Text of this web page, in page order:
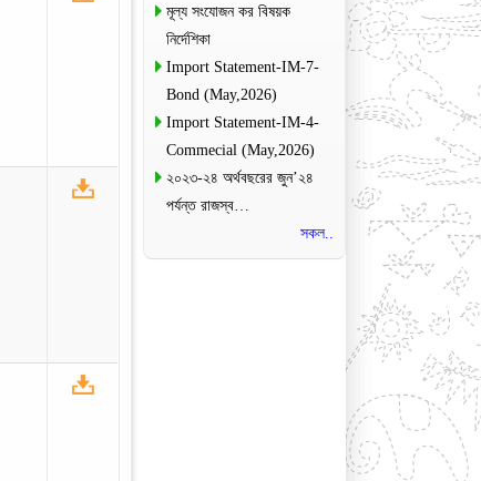
মূল্য সংযোজন কর বিষয়ক
নির্দেশিকা
Import Statement-IM-7-
Bond (May,2026)
Import Statement-IM-4-
Commecial (May,2026)
২০২৩-২৪ অর্থবছরের জুন’২৪
পর্যন্ত রাজস্ব…
সকল..